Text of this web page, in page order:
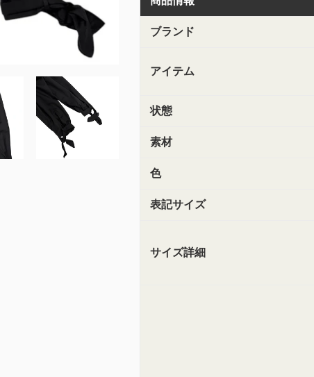
に
ブランド
アイテム
状態
素材
色
表記サイズ
サイズ詳細